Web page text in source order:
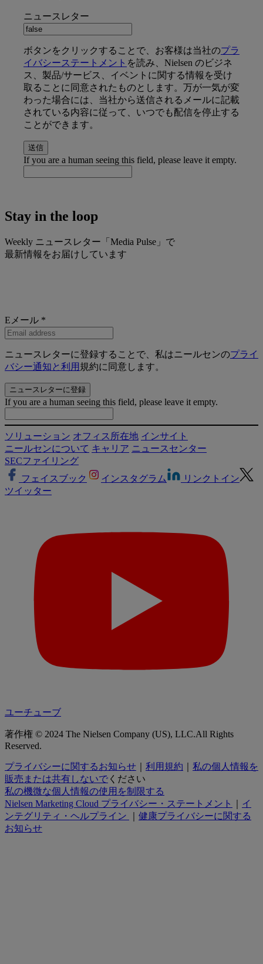
ニュースレター
ボタンをクリックすることで、お客様は当社のプラ
イバシーステートメント を読み、Nielsen のビジネ
ス、製品/サービス、イベントに関する情報を受け
取ることに同意されたものとします。万が一気が変
わった場合には、当社から送信されるメールに記載
されている内容に従って、いつでも配信を停止する
ことができます。
If you are a human seeing this field, please leave it empty.
Stay in the loop
Weekly ニュースレター「Media Pulse」で
最新情報をお届けしています
Eメール *
ニュースレターに登録することで、私はニールセンのプライ
バシー通知と 利用 規約に同意します。
If you are a human seeing this field, please leave it empty.
ソリューション オフィス所在地 インサイト
ニールセンについて キャリア ニュースセンター
SECファイリング
フェイスブック
インスタグラム
リンクトイン
ツイッター
ユーチューブ
著作権 © 2024 The Nielsen Company (US), LLC.All Rights
Reserved.
プライバシーに関するお知らせ 利用規約
私の個人情報を
販売または共有しないで ください
私の機微な個人情報の使用を制限する
Nielsen Marketing Cloud プライバシー・ステートメント
イ
ンテグリティ・ヘルプライン
健康プライバシーに関する
お知らせ